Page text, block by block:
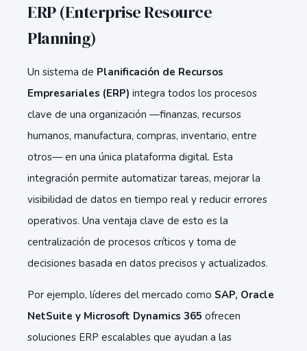
ERP (Enterprise Resource
Planning)
Un sistema de Planificación de Recursos
Empresariales (ERP) integra todos los procesos
clave de una organización —finanzas, recursos
humanos, manufactura, compras, inventario, entre
otros— en una única plataforma digital. Esta
integración permite automatizar tareas, mejorar la
visibilidad de datos en tiempo real y reducir errores
operativos. Una ventaja clave de esto es la
centralización de procesos críticos y toma de
decisiones basada en datos precisos y actualizados.
Por ejemplo, líderes del mercado como SAP, Oracle
NetSuite y Microsoft Dynamics 365 ofrecen
soluciones ERP escalables que ayudan a las